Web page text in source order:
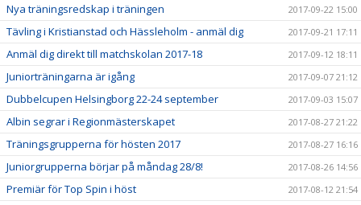
Nya träningsredskap i träningen 2017-09-22 15:00
Tävling i Kristianstad och Hässleholm - anmäl dig 2017-09-21 17:11
Anmäl dig direkt till matchskolan 2017-18 2017-09-12 18:11
Juniorträningarna är igång 2017-09-07 21:12
Dubbelcupen Helsingborg 22-24 september 2017-09-03 15:07
Albin segrar i Regionmästerskapet 2017-08-27 21:22
Träningsgrupperna för hösten 2017 2017-08-27 16:16
Juniorgrupperna börjar på måndag 28/8! 2017-08-26 14:56
Premiär för Top Spin i höst 2017-08-12 21:54